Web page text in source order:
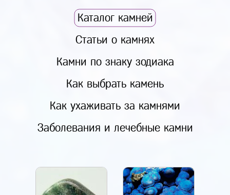
Каталог камней
Статьи о камнях
Камни по знаку зодиака
Как выбрать камень
Как ухаживать за камнями
Заболевания и лечебные камни